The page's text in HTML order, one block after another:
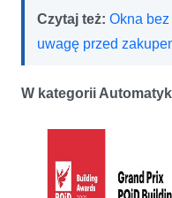
Czytaj też: Okna
uwagę przed
W kategorii